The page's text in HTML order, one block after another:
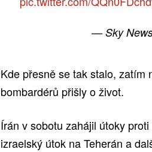
— Sky
Kde přesně se tak stalo,
bombardérů přišly o život.
Írán v sobotu zahájil útoky
izraelský útok na Teherán a